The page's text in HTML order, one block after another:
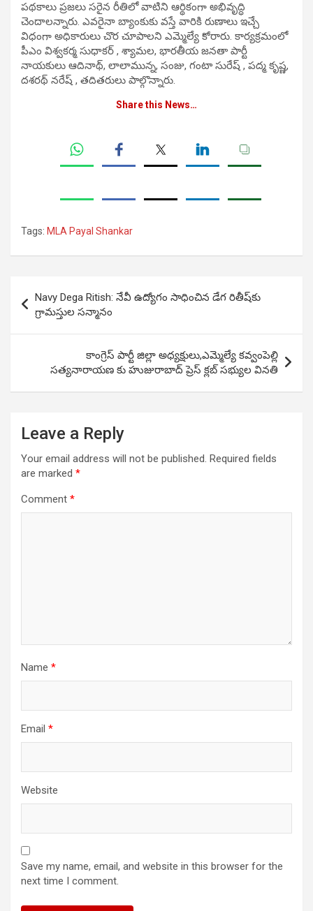
పథకాలు ప్రజలు సరైన రీతిలో వాటిని ఆర్థికంగా అభివృద్ధి
చెందాలన్నారు. ఎవరైనా బ్యాంకుకు వస్తే వారికి రుణాలు ఇచ్చే
విధంగా అధికారులు చొర చూపాలని ఎమ్మెల్యే కోరారు. కార్యక్రమంలో
పీఎం విశ్వకర్మ సుధాకర్ , శ్యామల, భారతీయ జనతా పార్టీ
నాయ‌కులు ఆదినాథ్, లాలామున్న, సంజు, గంటా సురేష్ , పద్మ కృష్ణ,
దశరథ్ నరేష్ , తదితరులు పాల్గొన్నారు.
Share this News…
Tags: MLA Payal Shankar
navigation
Navy Dega Ritish: నేవీ ఉద్యోగం సాధించిన డేగ రితీష్‌కు
గ్రామ‌స్తుల స‌న్మానం
కాంగ్రెస్ పార్టీ జిల్లా అధ్యక్షులు,ఎమ్మెల్యే కవ్వంపెల్లి
సత్యనారాయణ కు హుజురాబాద్ ప్రెస్ క్లబ్ సభ్యుల వినతి
Leave a Reply
Your email address will not be published. Required fields
are marked *
Comment *
Name *
Email *
Website
Save my name, email, and website in this browser for the
next time I comment.